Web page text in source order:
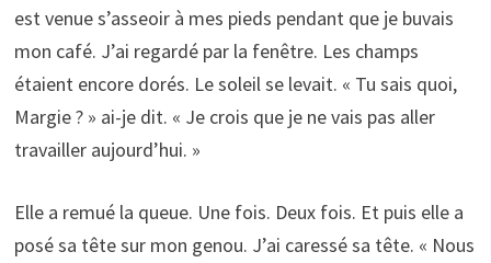
est venue s’asseoir à mes pieds pendant que je buvais
mon café. J’ai regardé par la fenêtre. Les champs
étaient encore dorés. Le soleil se levait. « Tu sais quoi,
Margie ? » ai-je dit. « Je crois que je ne vais pas aller
travailler aujourd’hui. »
Elle a remué la queue. Une fois. Deux fois. Et puis elle a
posé sa tête sur mon genou. J’ai caressé sa tête. « Nous